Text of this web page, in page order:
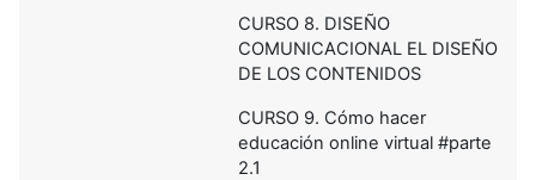
CURSO 8. DISEÑO
COMUNICACIONAL EL DISEÑO
DE LOS CONTENIDOS
CURSO 9. Cómo hacer
educación online virtual #parte
2.1